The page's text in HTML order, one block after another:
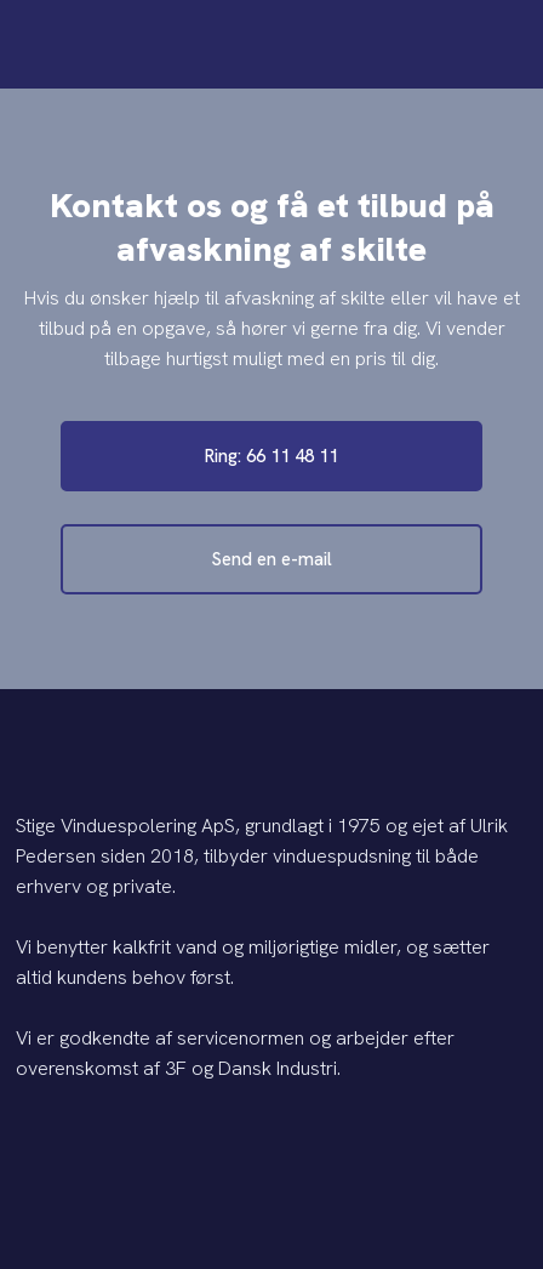
Kontakt os og få et tilbud på
afvaskning af skilte
Hvis du ønsker hjælp til afvaskning af skilte eller vil have et
tilbud på en opgave, så hører vi gerne fra dig. Vi vender
tilbage hurtigst muligt med en pris til dig.
Ring: 66 11 48 11
Send en e-mail
Stige Vinduespolering ApS, grundlagt i 1975 og ejet af Ulrik
Pedersen siden 2018, tilbyder vinduespudsning til både
erhverv og private.
​Vi benytter kalkfrit vand og miljørigtige midler, og sætter
altid kundens behov først.
Vi er godkendte af servicenormen og arbejder efter
overenskomst af 3F og Dansk Industri.